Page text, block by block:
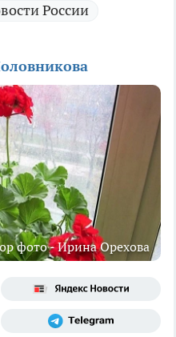
России
фото - Ирина Орехова